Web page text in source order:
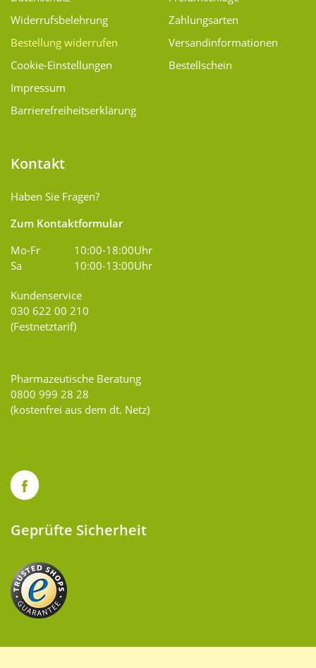
Widerrufsbelehrung
Bestellung widerrufen
Cookie-Einstellungen
Impressum
Barrierefreiheitserklärung
Zahlungsarten
Versand­informationen
Bestellschein
Kontakt
Haben Sie Fragen?
Zum Kontaktformular
Mo-Fr
10:00-18:00Uhr
Sa
10:00-13:00Uhr
Kundenservice
030 622 00 210
(Festnetztarif)
Pharmazeutische Beratung
0800 999 28 28
(kostenfrei aus dem dt. Netz)
Geprüfte Sicherheit